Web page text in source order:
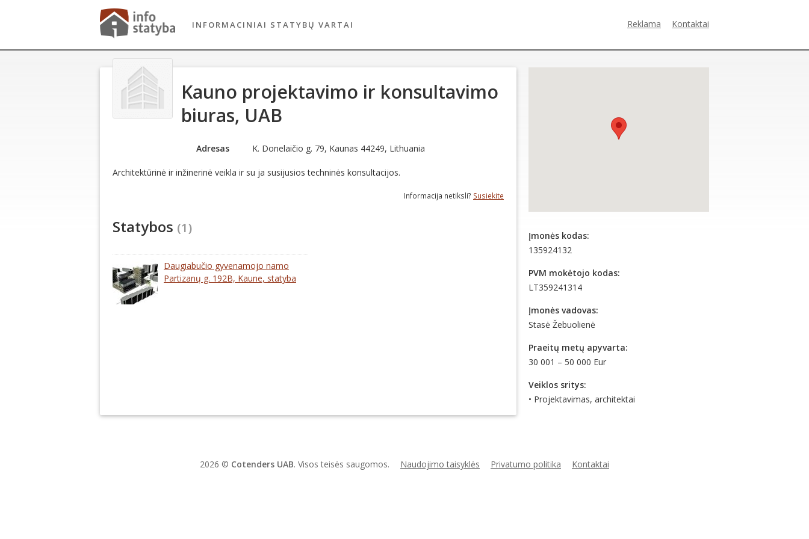
INFORMACINIAI STATYBŲ VARTAI Reklama Kontaktai
Kauno projektavimo ir konsultavimo
biuras, UAB
Adresas K. Donelaičio g. 79, Kaunas 44249, Lithuania
Architektūrinė ir inžinerinė veikla ir su ja susijusios techninės konsultacijos.
Informacija netiksli? Susiekite
Statybos (1)
Daugiabučio gyvenamojo namo
Partizanų g. 192B, Kaune, statyba
Įmonės kodas:
135924132
PVM mokėtojo kodas:
LT359241314
Įmonės vadovas:
Stasė Žebuolienė
Praeitų metų apyvarta:
30 001 – 50 000 Eur
Veiklos sritys:
• Projektavimas, architektai
2026 © Cotenders UAB. Visos teisės saugomos. Naudojimo taisyklės Privatumo politika Kontaktai